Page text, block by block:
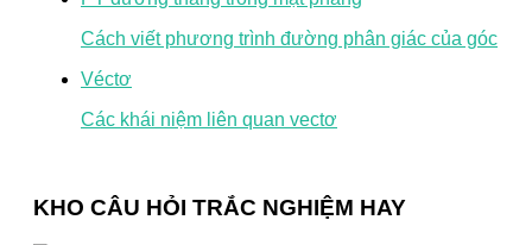
Cách viết phương trình đường phân giác của góc
Véctơ
Các khái niệm liên quan vectơ
KHO CÂU HỎI TRẮC NGHIỆM HAY